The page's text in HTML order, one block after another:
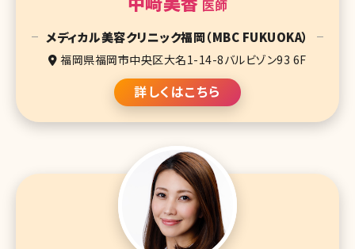
医師
メディカル美容クリニック福岡（MBC FUKUOKA）
福岡県福岡市中央区大名1-14-8バルビゾン93 6F
詳しくはこちら